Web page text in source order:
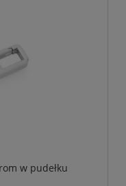
w pudełku